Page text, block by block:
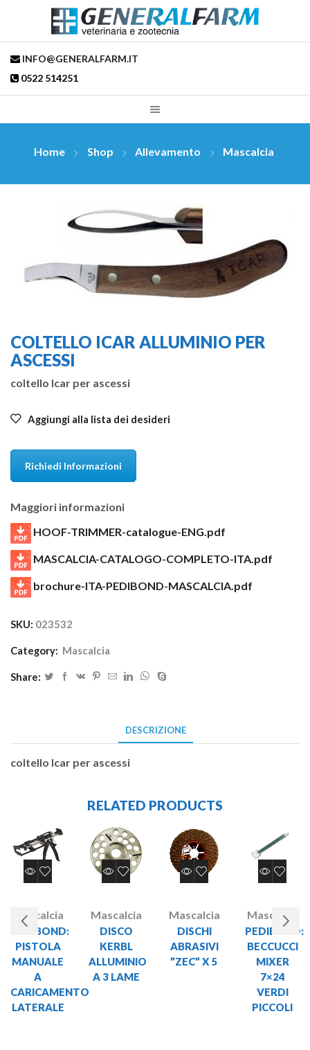
INFO@GENERALFARM.IT
0522 514251
Home Shop Allevamento Mascalcia
COLTELLO ICAR ALLUMINIO PER
ASCESSI
coltello Icar per ascessi
Aggiungi alla lista dei desideri
Richiedi Informazioni
Maggiori informazioni
HOOF-TRIMMER-catalogue-ENG.pdf
MASCALCIA-CATALOGO-COMPLETO-ITA.pdf
brochure-ITA-PEDIBOND-MASCALCIA.pdf
SKU: 023532
Category: Mascalcia
Share:
DESCRIZIONE
coltello Icar per ascessi
RELATED PRODUCTS
Mascalcia
PEDIBOND:
PISTOLA
MANUALE
A
CARICAMENTO
LATERALE
Mascalcia
DISCO
KERBL
ALLUMINIO
A 3 LAME
Mascalcia
DISCHI
ABRASIVI
”ZEC” X 5
Mascalcia
PEDIBOND:
BECCUCCI
MIXER
7×24
VERDI
PICCOLI